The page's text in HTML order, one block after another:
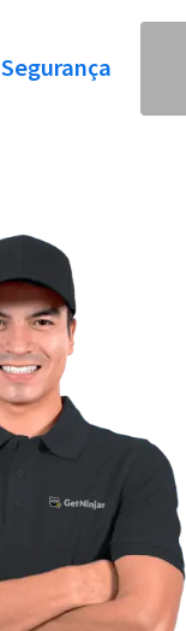
Segurança